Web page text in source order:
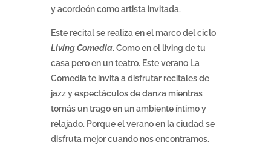
y acordeón como artista invitada.
Este recital se realiza en el marco del ciclo
Living Comedia. Como en el living de tu
casa pero en un teatro. Este verano La
Comedia te invita a disfrutar recitales de
jazz y espectáculos de danza mientras
tomás un trago en un ambiente íntimo y
relajado. Porque el verano en la ciudad se
disfruta mejor cuando nos encontramos.